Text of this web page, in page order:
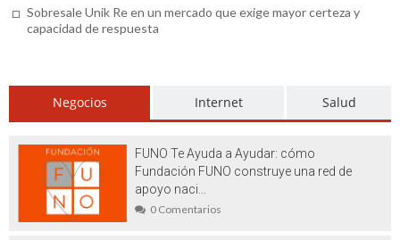
moda o una necesidad?
Tips para comprar viviendas con terraza
Viajes a Francia en tren, una manera
cómoda de hacer turismo
Sobresale Unik Re en un mercado que exige mayor certeza y
capacidad de respuesta
Negocios Internet Salud
FUNO Te Ayuda a Ayudar: cómo
Fundación FUNO construye una red de
apoyo naci...
0 Comentarios